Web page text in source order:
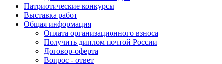
Патриотические конкурсы
Выставка работ
Общая информация
Оплата организационного взноса
Получить диплом почтой России
Договор-оферта
Вопрос - ответ